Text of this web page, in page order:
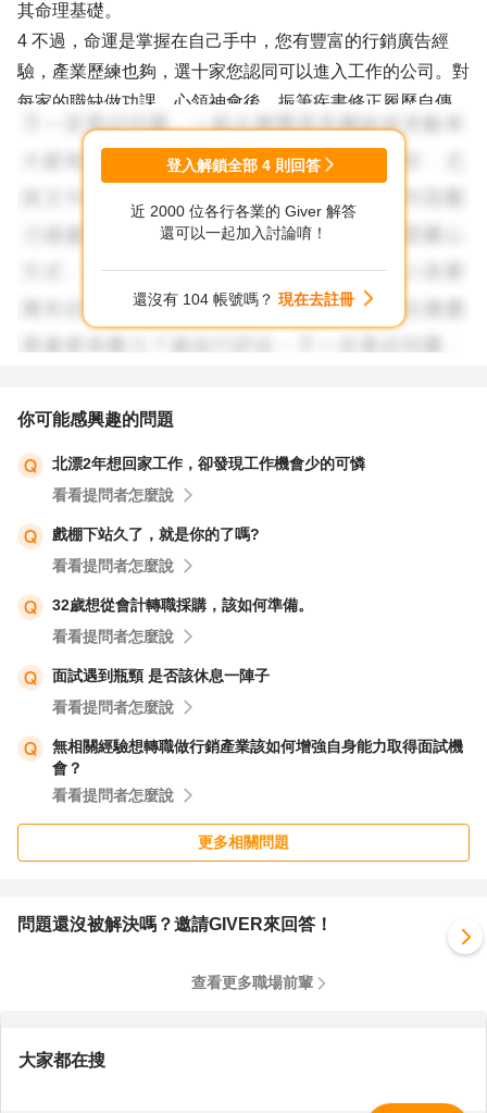
其命理基礎。
4 不過，命運是掌握在自己手中，您有豐富的行銷廣告經
驗，產業歷練也夠，選十家您認同可以進入工作的公司。對
每家的職缺做功課，心領神會後，振筆疾書修正履歷自傳，
客制化針對職缺的履歷自傳，完成看過寄出。做第二家功
5 完成十家前，您應取得offer，這次別挑，有就去上班。39
登入解鎖全部 4 則回答
近 2000 位各行各業的 Giver 解答
還可以一起加入討論唷！
還沒有 104 帳號嗎？ 現在去註冊
你可能感興趣的問題
北漂2年想回家工作，卻發現工作機會少的可憐
看看提問者怎麼說
戲棚下站久了，就是你的了嗎?
看看提問者怎麼說
32歲想從會計轉職採購，該如何準備。
看看提問者怎麼說
面試遇到瓶頸 是否該休息一陣子
看看提問者怎麼說
無相關經驗想轉職做行銷產業該如何增強自身能力取得面試機
會？
看看提問者怎麼說
更多相關問題
問題還沒被解決嗎？邀請GIVER來回答！
查看更多職場前輩
大家都在搜